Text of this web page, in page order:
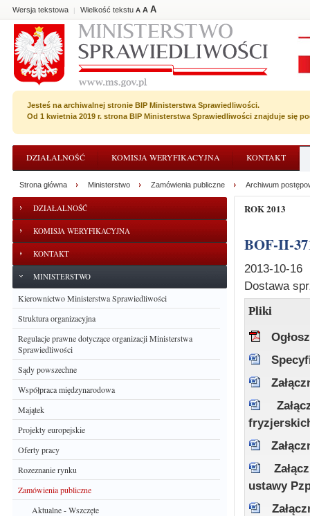
Wersja tekstowa | Wielkość tekstu A A A
Jesteś na archiwalnej stronie BIP Ministerstwa Sprawiedliwości.
Od 1 kwietnia 2019 r. strona BIP Ministerstwa Sprawiedliwości znajduje się
DZIAŁALNOŚĆ KOMISJA WERYFIKACYJNA KONTAKT
DZIAŁALNOŚĆ
KOMISJA WERYFIKACYJNA
KONTAKT
MINISTERSTWO
Kierownictwo Ministerstwa Sprawiedliwości
Struktura organizacyjna
Regulacje prawne dotyczące organizacji Ministerstwa
Sprawiedliwości
Sądy powszechne
Współpraca międzynarodowa
Majątek
Projekty europejskie
Oferty pracy
Rozeznanie rynku
Zamówienia publiczne
Aktualne - Wszczęte
Strona główna Ministerstwo Zamówienia publiczne Archiwum
ROK 2013
BOF-II-
2013-10-16
Dostawa
Pliki
ustawy